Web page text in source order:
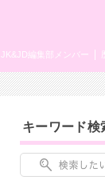
JK&JD編集部メンバー
キーワード検